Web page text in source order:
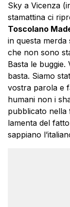
Sky a Vicenza
stamattina ci
Toscolano
in questa
che non sono
Basta le
basta. Siamo
vostra parola e
humani non i
pubblicato nella
lamenta del
sappiano